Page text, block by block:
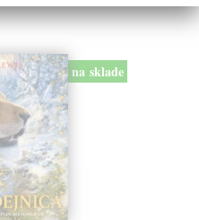
na sklade